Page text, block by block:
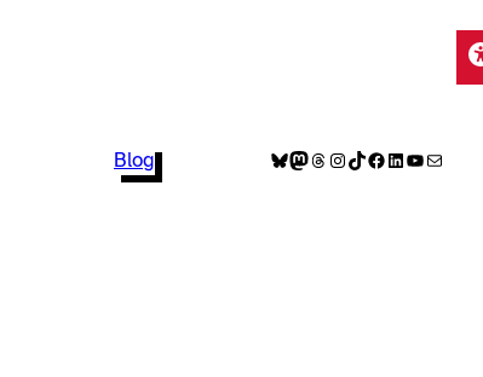
Blog Bluesky Mastodon Threads Instagram TikTok Facebook LinkedIn YouTube E-Mail